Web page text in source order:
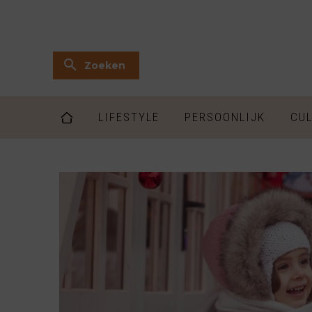
Zoeken
LIFESTYLE PERSOONLIJK